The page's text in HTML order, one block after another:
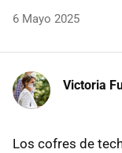
6 Mayo 2025
Victoria
Los cofres de